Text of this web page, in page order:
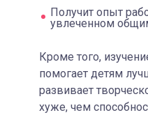
Получит опыт
увлеченном
Кроме того,
помогает детям
развивает
хуже, чем